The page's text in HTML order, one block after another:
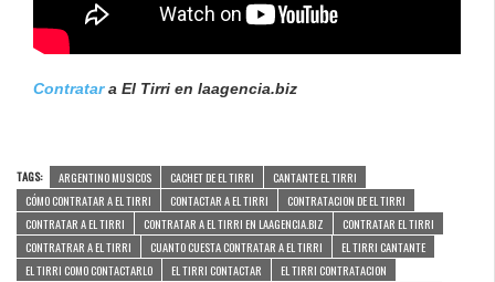
Contratara El Tirri en laagencia.biz
TAGS: ARGENTINO MUSICOS CACHET DE EL TIRRI
CANTANTE EL TIRRI
CÓMO CONTRATAR A EL TIRRI
CONTACTAR A EL TIRRI
CONTRATACION DE EL TIRRI
CONTRATAR A EL TIRRI
CONTRATAR A EL TIRRI EN LAAGENCIA.BIZ
CONTRATAR EL TIRRI
CONTRATRAR A EL TIRRI
CUANTO CUESTA CONTRATAR A EL TIRRI
EL TIRRI CANTANTE
EL TIRRI COMO CONTACTARLO
EL TIRRI CONTACTAR
EL TIRRI CONTRATACION